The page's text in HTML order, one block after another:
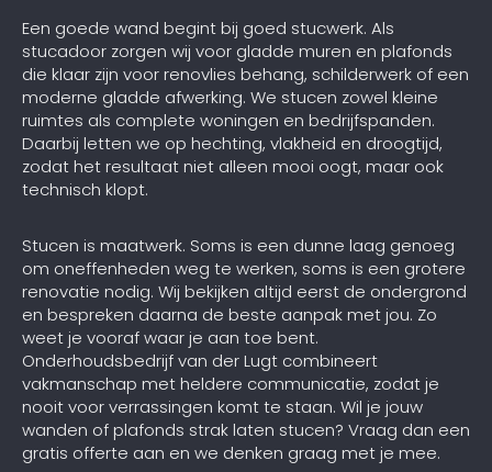
Een goede wand begint bij goed stucwerk. Als
stucadoor zorgen wij voor gladde muren en plafonds
die klaar zijn voor renovlies behang, schilderwerk of een
moderne gladde afwerking. We stucen zowel kleine
ruimtes als complete woningen en bedrijfspanden.
Daarbij letten we op hechting, vlakheid en droogtijd,
zodat het resultaat niet alleen mooi oogt, maar ook
technisch klopt.
Stucen is maatwerk. Soms is een dunne laag genoeg
om oneffenheden weg te werken, soms is een grotere
renovatie nodig. Wij bekijken altijd eerst de ondergrond
en bespreken daarna de beste aanpak met jou. Zo
weet je vooraf waar je aan toe bent.
Onderhoudsbedrijf van der Lugt combineert
vakmanschap met heldere communicatie, zodat je
nooit voor verrassingen komt te staan. Wil je jouw
wanden of plafonds strak laten stucen? Vraag dan een
gratis offerte aan en we denken graag met je mee.